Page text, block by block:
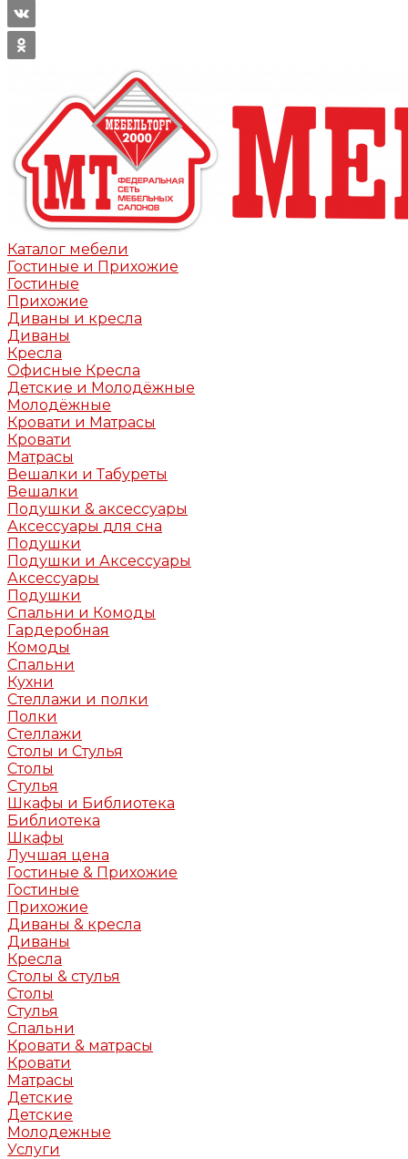
Каталог мебели
Гостиные и Прихожие
Гостиные
Прихожие
Диваны и кресла
Диваны
Кресла
Офисные Кресла
Детские и Молодёжные
Молодёжные
Кровати и Матрасы
Кровати
Матрасы
Вешалки и Табуреты
Вешалки
Подушки & аксессуары
Аксессуары для сна
Подушки
Подушки и Аксессуары
Аксессуары
Подушки
Спальни и Комоды
Гардеробная
Комоды
Спальни
Кухни
Стеллажи и полки
Полки
Стеллажи
Столы и Стулья
Столы
Стулья
Шкафы и Библиотека
Библиотека
Шкафы
Лучшая цена
Гостиные & Прихожие
Гостиные
Прихожие
Диваны & кресла
Диваны
Кресла
Столы & стулья
Столы
Стулья
Спальни
Кровати & матрасы
Кровати
Матрасы
Детские
Детские
Молодежные
Услуги